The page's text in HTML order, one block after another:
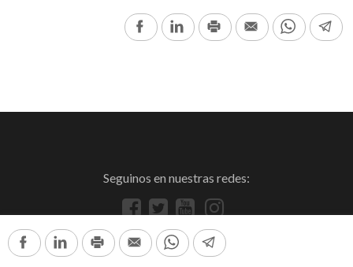
FacebookLinkedInPrint Email
Seguinos en nuestras redes:
FacebookLinkedInPrint Email WhatsAppTelegram